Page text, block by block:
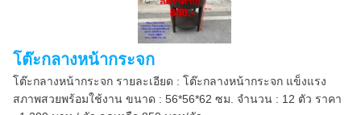
โต๊ะกลางหน้ากระจก
โต๊ะกลางหน้ากระจก รายละเอียด : โต๊ะกลางหน้ากระจก แข็งแรง
สภาพสวยพร้อมใช้งาน ขนาด : 56*56*62 ซม. จำนวน : 12 ตัว ราคา